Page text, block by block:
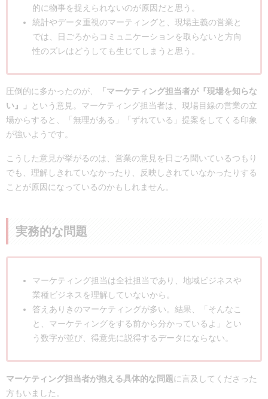
的に物事を捉えられないのが原因だと思う。
統計やデータ重視のマーティングと、現場主義の営業と
では、日ごろからコミュニケーションを取らないと方向
性のズレはどうしても生じてしまうと思う。
圧倒的に多かったのが、
「マーケティング担当者が『現場を知らな
い』」
という意見。マーケティング担当者は、現場目線の営業の立
場からすると、「無理がある」「ずれている」提案をしてくる印象
が強いようです。
こうした意見が挙がるのは、営業の意見を日ごろ聞いているつもり
でも、理解しきれていなかったり、反映しきれていなかったりする
ことが原因になっているのかもしれません。
実務的な問題
マーケティング担当は全社担当であり、地域ビジネスや
業種ビジネスを理解していないから。
答えありきのマーケティングが多い。結果、「そんなこ
と、マーケティングをする前から分かっているよ」とい
う数字が並び、得意先に説得するデータにならない。
マーケティング担当者が抱える具体的な問題に言及してくださった
方もいました。